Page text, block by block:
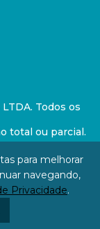
Todos os
total ou parcial.
aviso prévio.
Feijó - São
para melhorar
navegando,
Privacidade.